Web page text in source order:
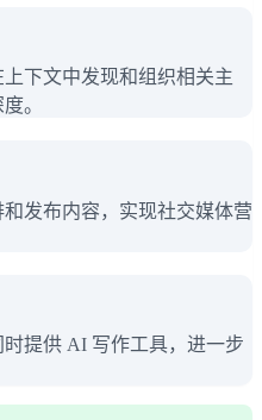
下文中发现和组织相关主
。
发布内容，实现社交媒体营
提供 AI 写作工具，进一步